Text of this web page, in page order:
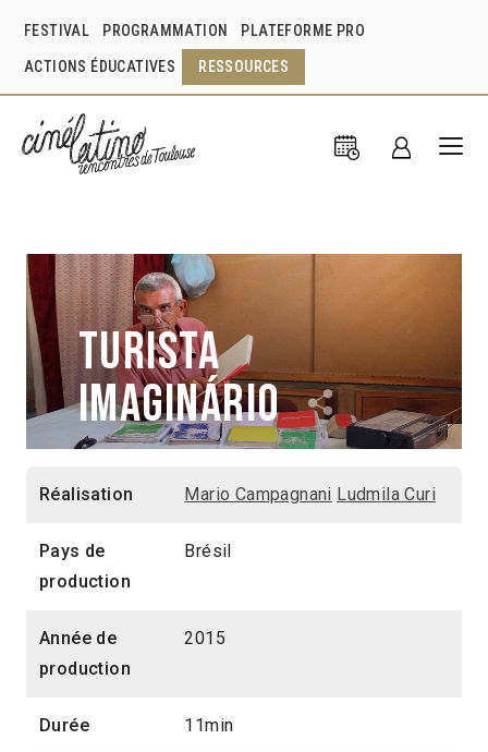
FESTIVAL PROGRAMMATION PLATEFORME PRO
ACTIONS ÉDUCATIVES RESSOURCES
Turista
imaginário
Mario Campagnani Ludmila Curi Brésil
2015
Réalisation Mario Campagnani Ludmila Curi
Pays de
production
Brésil
Année de
production
2015
Durée 11min